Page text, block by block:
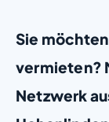
Sie
vermieten?
Netzwerk